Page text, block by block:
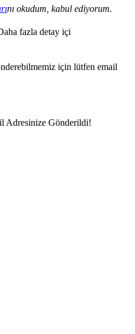
nı okudum, kabul ediyorum.
fazla detay içi
için lütfen email
Adresinize Gönderildi!